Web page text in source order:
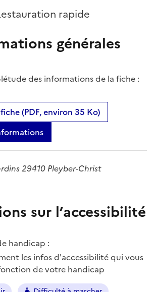
rapide
générales
des informations de la fiche :
(PDF, environ 35 Ko)
29410 Pleyber-Christ
sur l’accessibilité
handicap :
les infos d'accessibilité qui vous
de votre handicap